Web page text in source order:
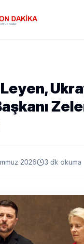
2026 3 dk okuma